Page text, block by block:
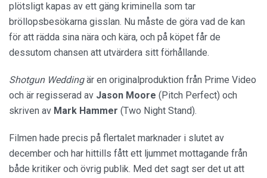
plötsligt kapas av ett gäng kriminella som tar
bröllopsbesökarna gisslan. Nu måste de göra vad de kan
för att rädda sina nära och kära, och på köpet får de
dessutom chansen att utvärdera sitt förhållande.
Shotgun Weddingär en originalproduktion från Prime Video
och är regisserad av Jason Moore (Pitch Perfect) och
skriven av Mark Hammer (Two Night Stand).
Filmen hade precis på flertalet marknader i slutet av
december och har hittills fått ett ljummet mottagande från
både kritiker och övrig publik. Med det sagt ser det ut att